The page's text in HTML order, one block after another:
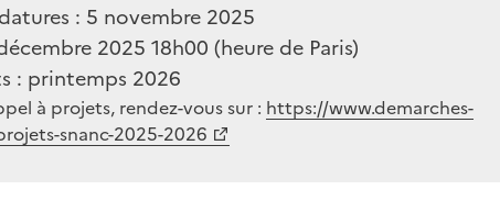
: 5 novembre 2025
2025 18h00 (heure de Paris)
: printemps 2026
à projets, rendez-vous sur : https://www.demarches-
snanc-2025-2026